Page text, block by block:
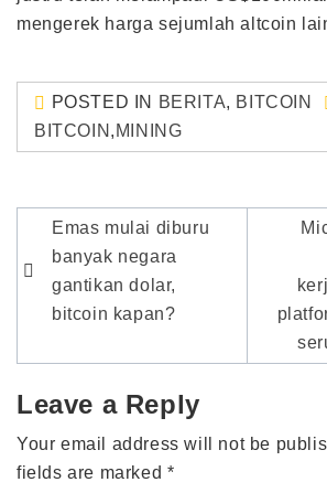
mengerek harga sejumlah altcoin
POSTED IN BERITA, BITCOIN
BITCOIN , MINING
Post
navigation
Emas mulai diburu
banyak negara
gantikan dolar,
bitcoin kapan?
Leave a Reply
Your email address will not be
fields are marked *